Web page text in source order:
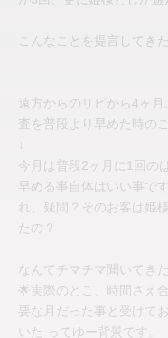
こんなことを提言してき
遠方からのリピから4ヶ
査を普段より早めた時の
↓
今月は普段2ヶ月に1回の
早める事自体はいい事で
れ、疑問？そのお客は姫
たの？
なんてチマチマ聞いてきた
🌟実際のとこ、時間さえ
要な月だった事と受けて
いた ってゆー背景です。